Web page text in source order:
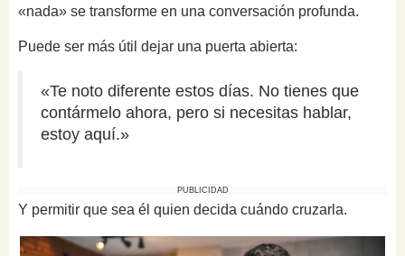
«nada» se transforme en una conversación profunda.
Puede ser más útil dejar una puerta abierta:
«Te noto diferente estos días. No tienes que
contármelo ahora, pero si necesitas hablar,
estoy aquí.»
PUBLICIDAD
Y permitir que sea él quien decida cuándo cruzarla.